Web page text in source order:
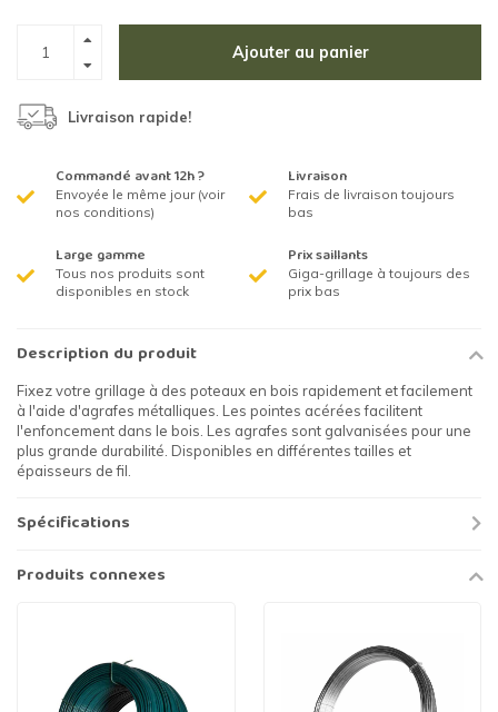
Ajouter au panier
Livraison rapide!
Commandé avant 12h ?
Envoyée le même jour (voir
nos conditions)
Livraison
Frais de livraison toujours
bas
Large gamme
Tous nos produits sont
disponibles en stock
Prix saillants
Giga-grillage à toujours des
prix bas
Description du produit
Fixez votre grillage à des poteaux en bois rapidement et facilement
à l'aide d'agrafes métalliques. Les pointes acérées facilitent
l'enfoncement dans le bois. Les agrafes sont galvanisées pour une
plus grande durabilité. Disponibles en différentes tailles et
épaisseurs de fil.
Spécifications
Produits connexes